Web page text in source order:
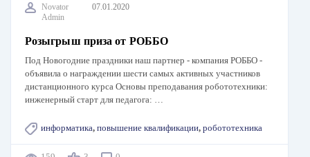
Novator
Admin
07.01.2020
Розыгрыш приза от РОББО
Под Новогодние праздники наш партнер - компания РОББО -
объявила о награждении шести самых активных участников
дистанционного курса Основы преподавания робототехники:
инженерный старт для педагога: …
информатика, повышение квалификации, робототехника